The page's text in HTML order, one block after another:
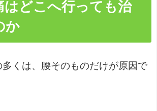
はどこへ行っても治
か
くは、腰そのものだけが原因で